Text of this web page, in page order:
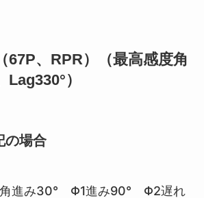
67P、RPR）（最高感度角
）
の場合
角進み30° Φ1進み90° Φ2遅れ